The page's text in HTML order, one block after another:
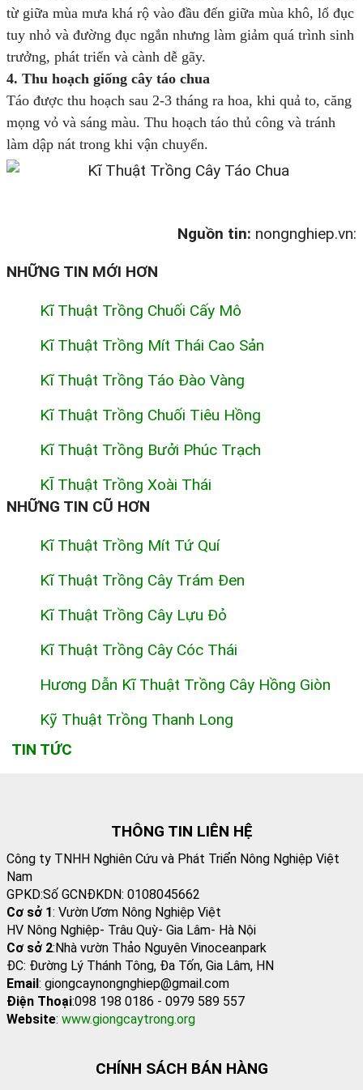
từ giữa mùa mưa khá rộ vào đầu đến giữa mùa khô, lổ đục
tuy nhỏ và đường đục ngắn nhưng làm giảm quá trình sinh
trưởng, phát triển và cành dễ gãy.
4. Thu hoạch giống cây táo chua
Táo được thu hoạch sau 2-3 tháng ra hoa, khi quả to, căng
mọng vỏ và sáng màu. Thu hoạch táo thủ công và tránh
làm dập nát trong khi vận chuyển.
Nguồn tin: nongnghiep.vn:
NHỮNG TIN MỚI HƠN
Kĩ Thuật Trồng Chuối Cấy Mô
Kĩ Thuật Trồng Mít Thái Cao Sản
Kĩ Thuật Trồng Táo Đào Vàng
Kĩ Thuật Trồng Chuối Tiêu Hồng
Kĩ Thuật Trồng Bưởi Phúc Trạch
KĨ Thuật Trồng Xoài Thái
NHỮNG TIN CŨ HƠN
Kĩ Thuật Trồng Mít Tứ Quí
Kĩ Thuật Trồng Cây Trám Đen
Kĩ Thuật Trồng Cây Lựu Đỏ
Kĩ Thuật Trồng Cây Cóc Thái
Hương Dẫn Kĩ Thuật Trồng Cây Hồng Giòn
Kỹ Thuật Trồng Thanh Long
TIN TỨC
THÔNG TIN LIÊN HỆ
Công ty TNHH Nghiên Cứu và Phát Triển Nông Nghiệp Việt
Nam
GPKD:Số GCNĐKDN: 0108045662
Cơ sở 1: Vườn Ươm Nông Nghiệp Việt
HV Nông Nghiệp- Trâu Quỳ- Gia Lâm- Hà Nội
Cơ sở 2:Nhà vườn Thảo Nguyên Vinoceanpark
ĐC: Đường Lý Thánh Tông, Đa Tốn, Gia Lâm, HN
Email: giongcaynongnghiep@gmail.com
Điện Thoại:098 198 0186 - 0979 589 557
Website: www.giongcaytrong.org
CHÍNH SÁCH BÁN HÀNG